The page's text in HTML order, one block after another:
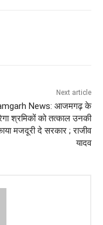
Next article
News: आजमगढ़ के
श्रमिकों को तत्काल उनकी
मजदूरी दे सरकार ; राजीव
यादव